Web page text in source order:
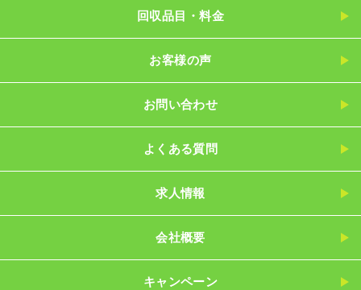
回収品目・料金
お客様の声
お問い合わせ
よくある質問
求人情報
会社概要
キャンペーン